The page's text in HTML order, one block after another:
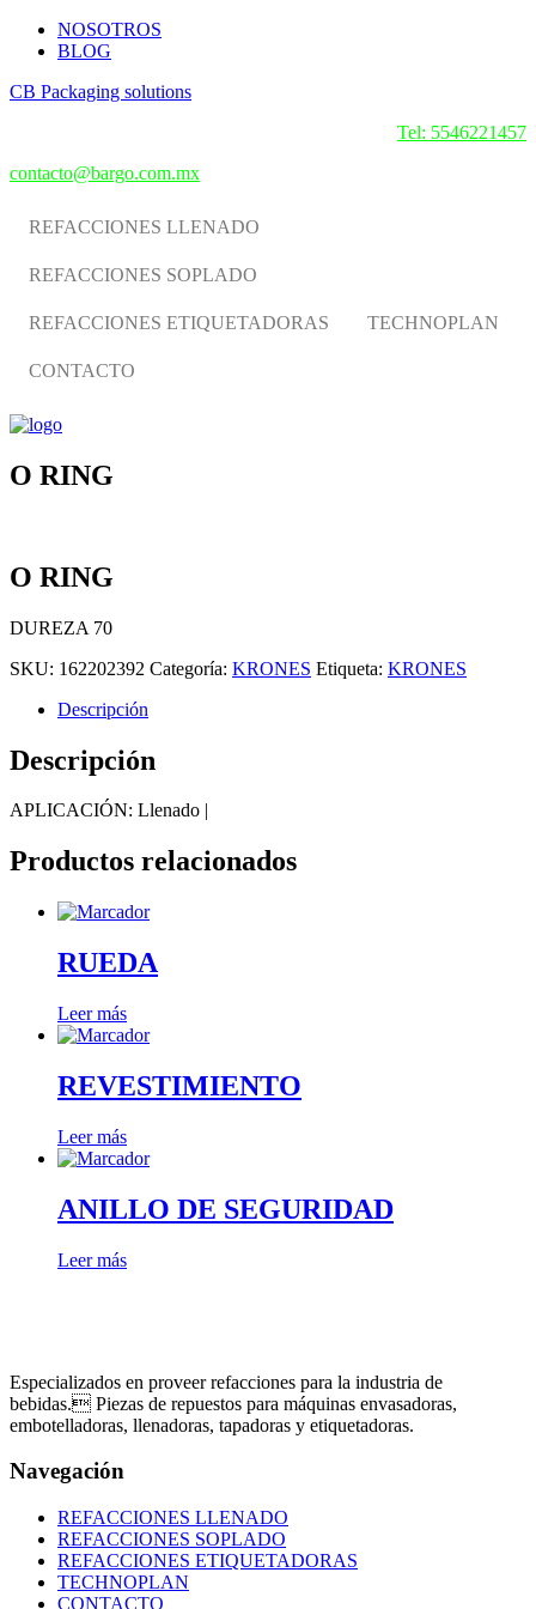
NOSOTROS
BLOG
CB Packaging solutions
Tel: 5546221457
contacto@bargo.com.mx
REFACCIONES LLENADO
REFACCIONES SOPLADO
REFACCIONES ETIQUETADORAS TECHNOPLAN
CONTACTO
O RING
O RING
DUREZA 70
SKU: 162202392 Categoría: KRONES Etiqueta: KRONES
Descripción
Descripción
APLICACIÓN: Llenado |
Productos relacionados
RUEDA
Leer más
REVESTIMIENTO
Leer más
ANILLO DE SEGURIDAD
Leer más
Especializados en proveer refacciones para la industria de
bebidas. Piezas de repuestos para máquinas envasadoras,
embotelladoras, llenadoras, tapadoras y etiquetadoras.
Navegación
REFACCIONES LLENADO
REFACCIONES SOPLADO
REFACCIONES ETIQUETADORAS
TECHNOPLAN
CONTACTO